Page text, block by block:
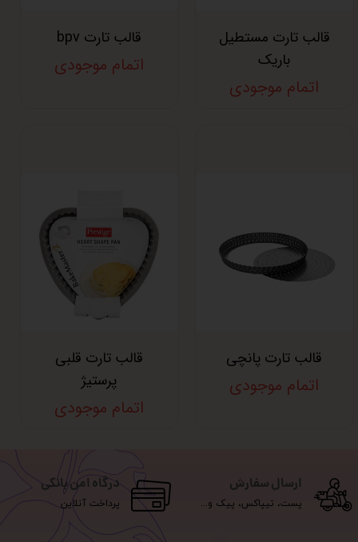
قالب تارت مستطیل
باریک
اتمام موجودی
قالب تارت bpv
اتمام موجودی
قالب تارت پانچی
اتمام موجودی
قالب تارت قلبی
پرستیژ
اتمام موجودی
ارسال سفارش
پست، تیپاکس، پیک و...
درگاه امن بانکی
پرداخت آنلاین